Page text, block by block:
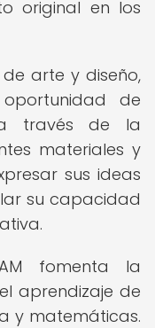
original en los
arte y diseño,
de
través de la
materiales y
sus ideas
su capacidad
fomenta la
aprendizaje de
y matemáticas.